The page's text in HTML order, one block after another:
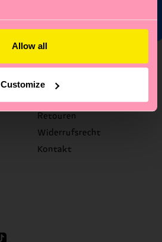
Allow all
CustomizeFAQ's
Versandzeit/Versandkosten
Retouren
Widerrufsrecht
Kontakt